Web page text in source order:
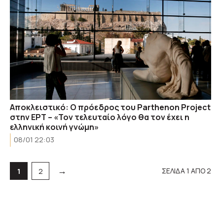
Αποκλειστικό: Ο πρόεδρος του Parthenon Project
στην ΕΡΤ – «Τον τελευταίο λόγο θα τον έχει η
ελληνική κοινή γνώμη»
08/01 22:03
Σελίδα
1 Σελίδα
2 → ΣΕΛΙΔΑ 1 ΑΠΟ 2